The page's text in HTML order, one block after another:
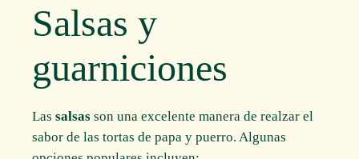
Salsas y
guarniciones
Lassalsas son una excelente manera de realzar el
sabor de las tortas de papa y puerro. Algunas